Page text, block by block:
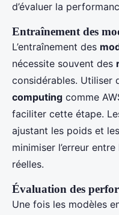
d’évaluer la
Entraînement des
L’entraînement des
nécessite souvent des
considérables. Utiliser
computing comme
faciliter cette étape.
ajustant les poids et
minimiser l’erreur
réelles.
Évaluation des
Une fois les modèles